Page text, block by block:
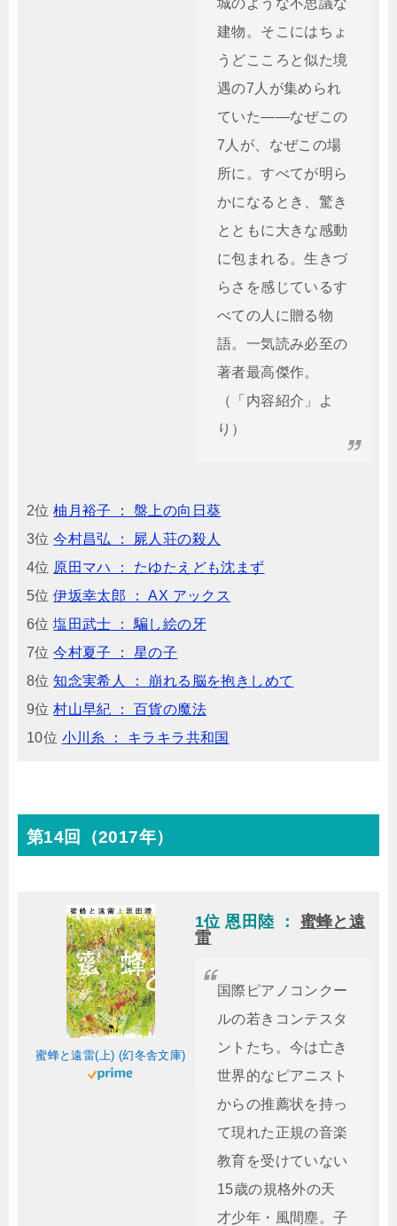
城のような不思議な
建物。そこにはちょ
うどこころと似た境
遇の7人が集められ
ていた――なぜこの
7人が、なぜこの場
所に。すべてが明ら
かになるとき、驚き
とともに大きな感動
に包まれる。生きづ
らさを感じているす
べての人に贈る物
語。一気読み必至の
著者最高傑作。
（「内容紹介」よ
り）
2位柚月裕子 ： 盤上の向日葵
3位今村昌弘 ： 屍人荘の殺人
4位 原田マハ ： たゆたえども沈まず
5位伊坂幸太郎 ： AX アックス
6位塩田武士 ： 騙し絵の牙
7位今村夏子 ： 星の子
8位知念実希人 ： 崩れる脳を抱きしめて
9位村山早紀 ： 百貨の魔法
10位 小川糸 ： キラキラ共和国
第14回（2017年）
蜜蜂と遠雷(上) (幻冬舎文庫)
1位 恩田陸 ： 蜜蜂と遠
雷
国際ピアノコンクー
ルの若きコンテスタ
ントたち。今は亡き
世界的なピアニスト
からの推薦状を持っ
て現れた正規の音楽
教育を受けていない
15歳の規格外の天
才少年・風間塵。子